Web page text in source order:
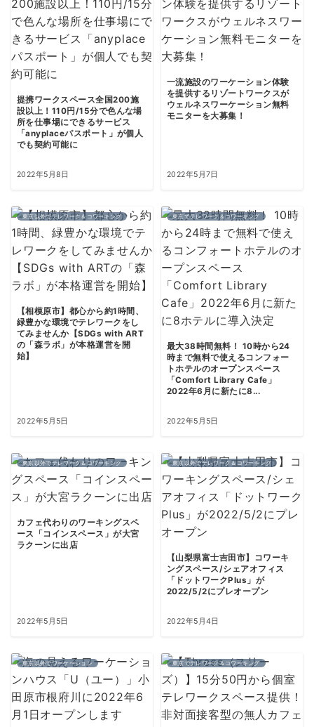
提携ワークスペース全国200施
設以上！110円/15分で色んな場
所を仕事場にできるサービス
「anyplaceパスポート」が個人
でも契約可能に
2022年5月8日
一流施設のワーケーション体験
を提供するリゾートワークスが
ウェルネスワーケーション無料
モニターを大募集！
2022年5月7日
東京以外でテレワーク＆コワーキング
【相模原市】都心から約1時間、
緑豊かな環境でテレワークをし
てみませんか【SDGs with ART
の「森ラボ」が本格運営を開
始】
2022年5月5日
東京でテレワーク＆コワーキング
最大38時間無料！ 10時から24
時まで無料で使えるコンフォー
トホテルのオープンスペース
「Comfort Library Cafe」
2022年6月に新たに8...
2022年5月5日
東京以外でテレワーク＆コワーキング
カフェ代わりのワーキングスペ
ース「コインスペース」が大宮
ラクーンに出店
2022年5月5日
東京以外でテレワーク＆コワーキング
【山梨県富士吉田市】コワーキ
ングスペース/シェアオフィス
「ドットワークPlus」が
2022/5/2にプレオープン
2022年5月4日
東京以外でワーケーション 東京でテレワーク＆コワーキング